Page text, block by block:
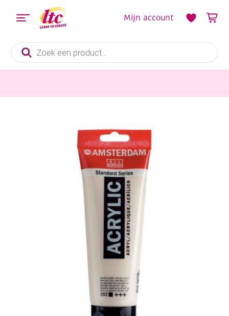
Producten
zoeken
Mijn account